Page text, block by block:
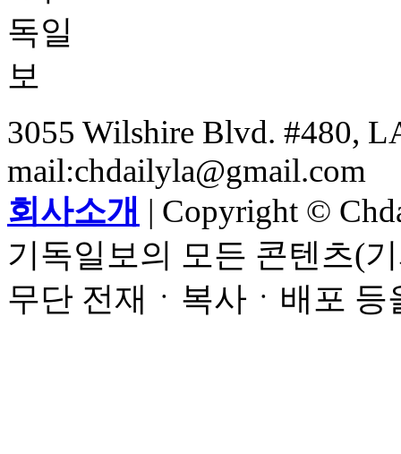
3055 Wilshire Blvd. #480,
mail:chdailyla@gmail.com
회사소개 | Copyright ©
기독일보의 모든 콘텐츠(
무단 전재ㆍ복사ㆍ배포 등